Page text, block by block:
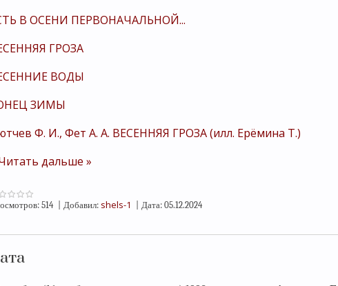
В ОСЕНИ ПЕРВОНАЧАЛЬНОЙ...
ГРОЗА
ВОДЫ
ЗИМЫ
Ф. И., Фет А. А. ВЕСЕННЯЯ ГРОЗА (илл. Ерёмина Т.)
дальше »
514 Добавил: shels-1 Дата: 05.12.2024